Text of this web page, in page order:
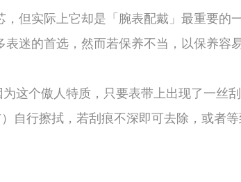
实际上它却是「腕表配戴」最重要的一
迷的首选，然而若保养不当，以保养容
个傲人特质，只要表带上出现了一丝
自行擦拭，若刮痕不深即可去除，或者